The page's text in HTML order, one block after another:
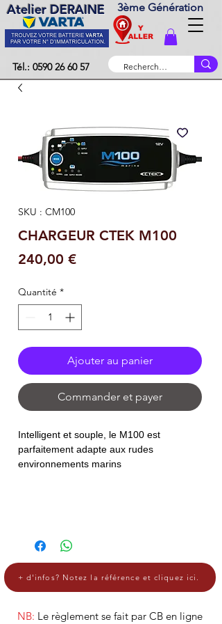
Atelier DERAINE 3ème Génération
Tél.: 0590 26 60 57
SKU : CM100
CHARGEUR CTEK M100
240,00 €Prix
Quantité *
Ajouter au panier
Commander et payer
Intelligent et souple, le M100 est
parfaitement adapte aux rudes
environnements marins
+ d'infos? Notez la référence et cliquez ici.
NB: Le règlement se fait par CB en ligne